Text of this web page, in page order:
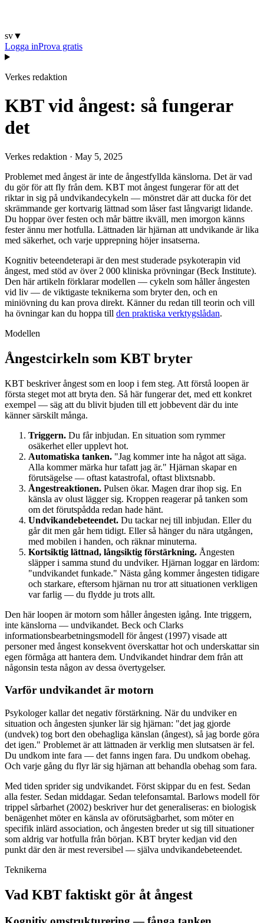
sv▼
Logga inProva gratis
Verkes redaktion
KBT vid ångest: så fungerar
det
Verkes redaktion · May 5, 2025
Problemet med ångest är inte de ångestfyllda känslorna. Det är vad
du gör för att fly från dem. KBT mot ångest fungerar för att det
riktar in sig på undvikandecykeln — mönstret där att ducka för det
skrämmande ger kortvarig lättnad som låser fast långvarigt lidande.
Du hoppar över festen och mår bättre ikväll, men imorgon känns
fester ännu mer hotfulla. Lättnaden lär hjärnan att undvikande är lika
med säkerhet, och varje upprepning höjer insatserna.
Kognitiv beteendeterapi är den mest studerade psykoterapin vid
ångest, med stöd av över 2 000 kliniska prövningar (Beck Institute).
Den här artikeln förklarar modellen — cykeln som håller ångesten
vid liv — de viktigaste teknikerna som bryter den, och en
miniövning du kan prova direkt. Känner du redan till teorin och vill
ha övningar kan du hoppa till den praktiska verktygslådan.
Modellen
Ångestcirkeln som KBT bryter
KBT beskriver ångest som en loop i fem steg. Att förstå loopen är
första steget mot att bryta den. Så här fungerar det, med ett konkret
exempel — säg att du blivit bjuden till ett jobbevent där du inte
känner särskilt många.
Triggern. Du får inbjudan. En situation som rymmer
osäkerhet eller upplevt hot.
Automatiska tanken. "Jag kommer inte ha något att säga.
Alla kommer märka hur tafatt jag är." Hjärnan skapar en
förutsägelse — oftast katastrofal, oftast blixtsnabb.
Ångestreaktionen. Pulsen ökar. Magen drar ihop sig. En
känsla av olust lägger sig. Kroppen reagerar på tanken som
om det förutspådda redan hade hänt.
Undvikandebeteendet. Du tackar nej till inbjudan. Eller du
går dit men går hem tidigt. Eller så hänger du nära utgången,
med mobilen i handen, och räknar minuterna.
Kortsiktig lättnad, långsiktig förstärkning. Ångesten
släpper i samma stund du undviker. Hjärnan loggar en lärdom:
"undvikandet funkade." Nästa gång kommer ångesten tidigare
och starkare, eftersom hjärnan nu tror att situationen verkligen
var farlig — du flydde ju trots allt.
Den här loopen är motorn som håller ångesten igång. Inte triggern,
inte känslorna — undvikandet. Beck och Clarks
informationsbearbetningsmodell för ångest (1997) visade att
personer med ångest konsekvent överskattar hot och underskattar sin
egen förmåga att hantera dem. Undvikandet hindrar dem från att
någonsin testa någon av dessa övertygelser.
Varför undvikandet är motorn
Psykologer kallar det negativ förstärkning. När du undviker en
situation och ångesten sjunker lär sig hjärnan: "det jag gjorde
(undvek) tog bort den obehagliga känslan (ångest), så jag borde göra
det igen." Problemet är att lättnaden är verklig men slutsatsen är fel.
Du undkom inte fara — det fanns ingen fara. Du undkom obehag.
Och varje gång du flyr lär sig hjärnan att behandla obehag som fara.
Med tiden sprider sig undvikandet. Först skippar du en fest. Sedan
alla fester. Sedan middagar. Sedan telefonsamtal. Barlows modell för
trippel sårbarhet (2002) beskriver hur det generaliseras: en biologisk
benägenhet möter en känsla av oförutsägbarhet, som möter en
specifik inlärd association, och ångesten breder ut sig till situationer
som aldrig var hotfulla från början. KBT bryter kedjan vid den
punkt där den är mest reversibel — själva undvikandebeteendet.
Teknikerna
Vad KBT faktiskt gör åt ångest